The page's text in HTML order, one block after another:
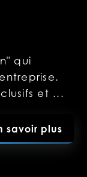
qui
et ...
savoir plus